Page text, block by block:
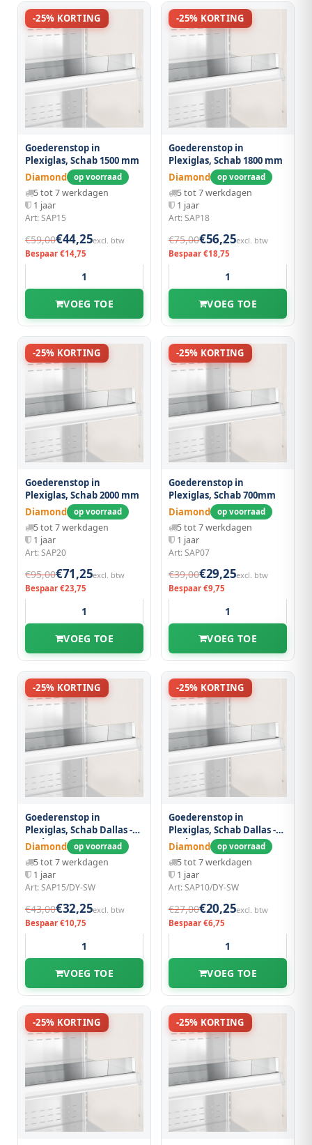
-25% KORTING
Goederenstop in
Plexiglas, Schab 1500 mm
Diamond
op voorraad
5 tot 7 werkdagen
1 jaar
Art: SAP15
€59,00€44,25excl. btw
Bespaar €14,75
VOEG TOE
-25% KORTING
Goederenstop in
Plexiglas, Schab 1800 mm
Diamond
op voorraad
5 tot 7 werkdagen
1 jaar
Art: SAP18
€75,00€56,25excl. btw
Bespaar €18,75
VOEG TOE
-25% KORTING
Goederenstop in
Plexiglas, Schab 2000 mm
Diamond
op voorraad
5 tot 7 werkdagen
1 jaar
Art: SAP20
€95,00€71,25excl. btw
Bespaar €23,75
VOEG TOE
-25% KORTING
Goederenstop in
Plexiglas, Schab 700mm
Diamond
op voorraad
5 tot 7 werkdagen
1 jaar
Art: SAP07
€39,00€29,25excl. btw
Bespaar €9,75
VOEG TOE
-25% KORTING
Goederenstop in
Plexiglas, Schab Dallas -
Modena 1500 mm
Diamond op voorraad
5 tot 7 werkdagen
1 jaar
Art: SAP15/DY-SW
€43,00€32,25excl. btw
Bespaar €10,75
VOEG TOE
-25% KORTING
Goederenstop in
Plexiglas, Schab Dallas -
Modena 1000 mm
Diamond op voorraad
5 tot 7 werkdagen
1 jaar
Art: SAP10/DY-SW
€27,00€20,25excl. btw
Bespaar €6,75
VOEG TOE
-25% KORTING -25% KORTING